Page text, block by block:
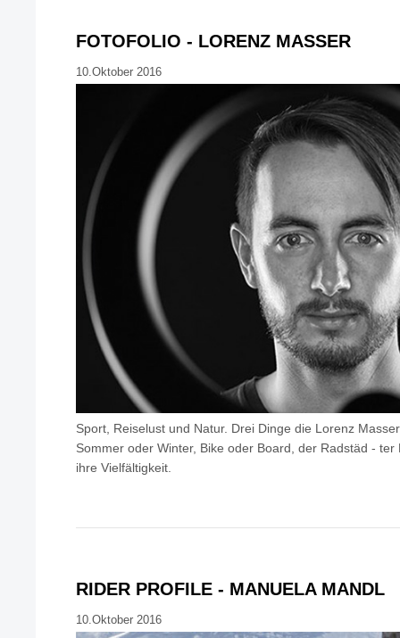
FOTOFOLIO - LORENZ MASSER
10.Oktober 2016
Sport, Reiselust und Natur. Drei Dinge die Lorenz
Sommer oder Winter, Bike oder Board, der Radstäd -
ihre Vielfältigkeit.
RIDER PROFILE - MANUELA MANDL
10.Oktober 2016